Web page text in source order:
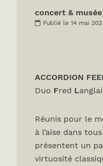
concert & musée
Publié le 14 mai
ACCORDION
Duo Fred L
Réunis pour le
à l’aise dans
présentent un
virtuosité